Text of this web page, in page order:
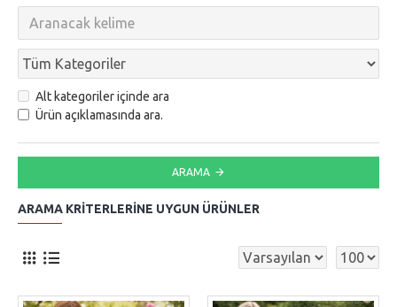
Alt kategoriler içinde ara
Ürün açıklamasında ara.
ARAMA
ARAMA KRITERLERINE UYGUN ÜRÜNLER